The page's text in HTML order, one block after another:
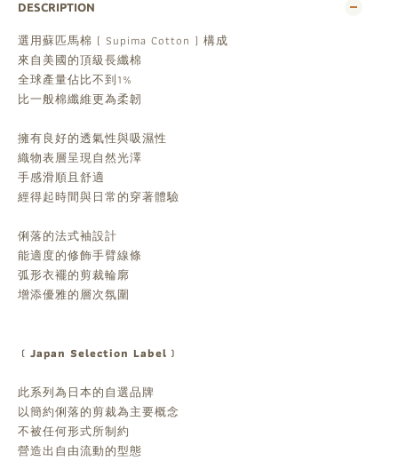
DESCRIPTION
選用蘇匹馬棉 ( Supima Cotton ) 構成
來自美國的頂級長纖棉
全球產量佔比不到1%
比一般棉纖維更為柔韌
擁有良好的透氣性與吸濕性
織物表層呈現自然光澤
手感滑順且舒適
經得起時間與日常的穿著體驗
俐落的法式袖設計
能適度的修飾手臂線條
弧形衣襬的剪裁輪廓
增添優雅的層次氛圍
﹝Japan Selection Label﹞
此系列為日本的自選品牌
以簡約俐落的剪裁為主要概念
不被任何形式所制約
營造出自由流動的型態